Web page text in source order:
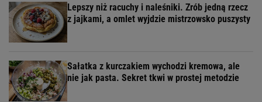
Lepszy niż racuchy i naleśniki. Zrób jedną rzecz
z jajkami, a omlet wyjdzie mistrzowsko puszysty
Sałatka z kurczakiem wychodzi kremowa, ale
nie jak pasta. Sekret tkwi w prostej metodzie